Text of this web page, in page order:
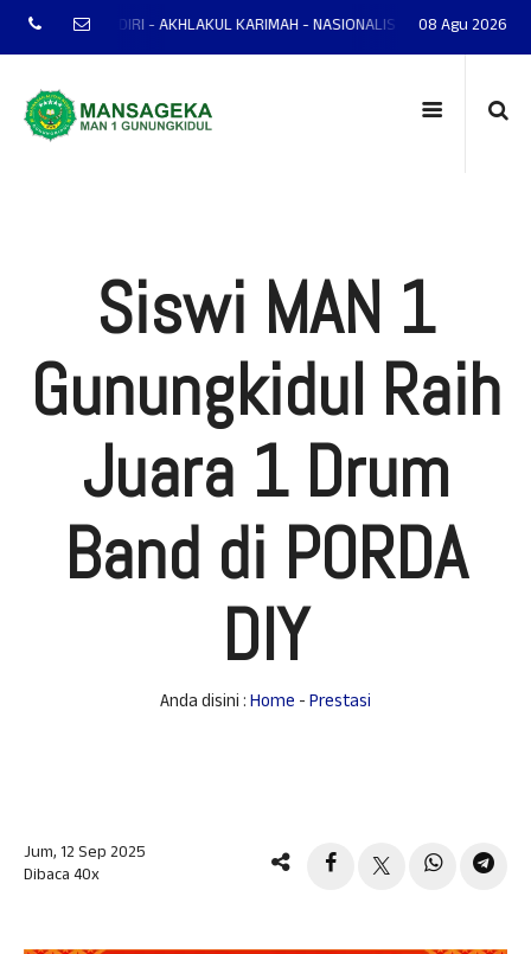
- MANDIRI - AKHLAKUL KARIMAH - NASIONALIS - TERAMPIL - ADAPTIF -
08 Agu 2026
Siswi MAN 1
Gunungkidul Raih
Juara 1 Drum
Band di PORDA
DIY
Anda disini :Home -Prestasi
Jum, 12 Sep 2025
Dibaca 40x